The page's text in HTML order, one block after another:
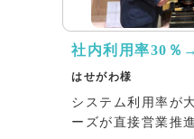
社内利用率30％
はせがわ様
システム利用率が
ーズが直接営業推